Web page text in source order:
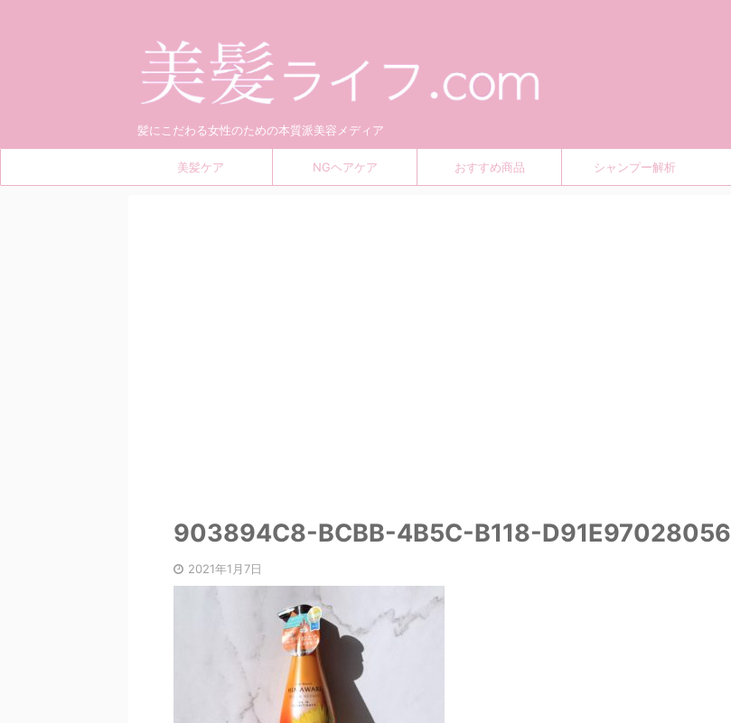
髪にこだわる女性のための本質派美容メディア
美髪ケア NGヘアケア おすすめ商品 シャンプー解析
903894C8-BCBB-4B5C-B118-D91E97028056
2021年1月7日